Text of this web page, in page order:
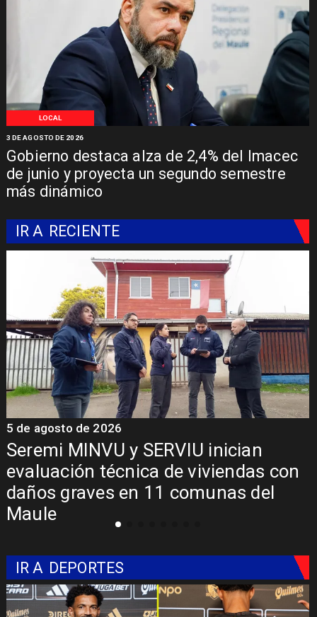
LOCAL
Gobierno destaca alza de 2,4% del Imacec
de junio y proyecta un segundo semestre
más dinámico
3 DE AGOSTO DE 2026
IR A RECIENTE
Fondo Orasmi entrega apoyo a
familia de Romeral para costear
alimentación especializada de niño
con Síndrome de Intestino Corto
5 de agosto de 2026
IR A DEPORTES